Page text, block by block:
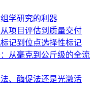
学研究的利器
项目评估到质量交付
记到位点选择性标记
从毫克到公斤级的全流
、酶促法还是光激活